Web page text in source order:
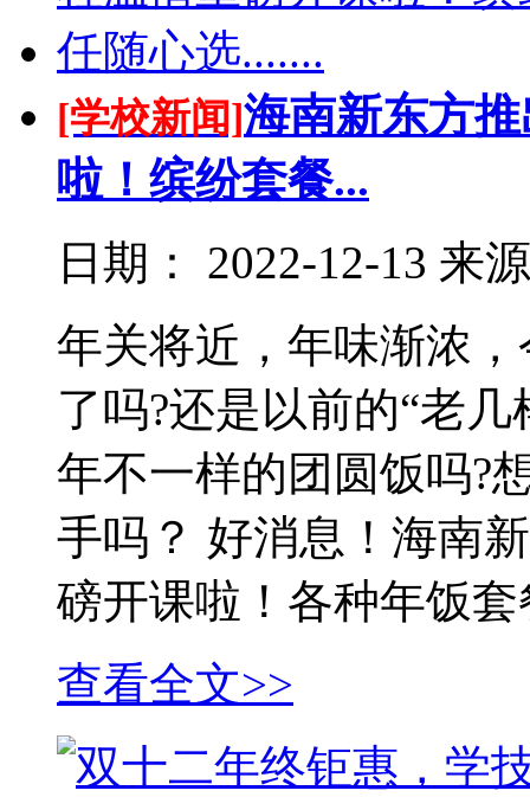
[学校新闻]海南新东方
啦！缤纷套餐...
日期： 2022-12-13 来
年关将近，年味渐浓
了吗?还是以前的“老
年不一样的团圆饭吗?
手吗？ 好消息！海南
磅开课啦！各种年饭
查看全文>>